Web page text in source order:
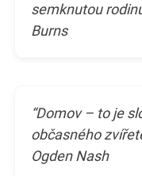
semknutou
Burns
“Domov – to je
občasného
Ogden Nash